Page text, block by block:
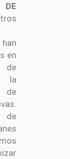
en
la
de
de